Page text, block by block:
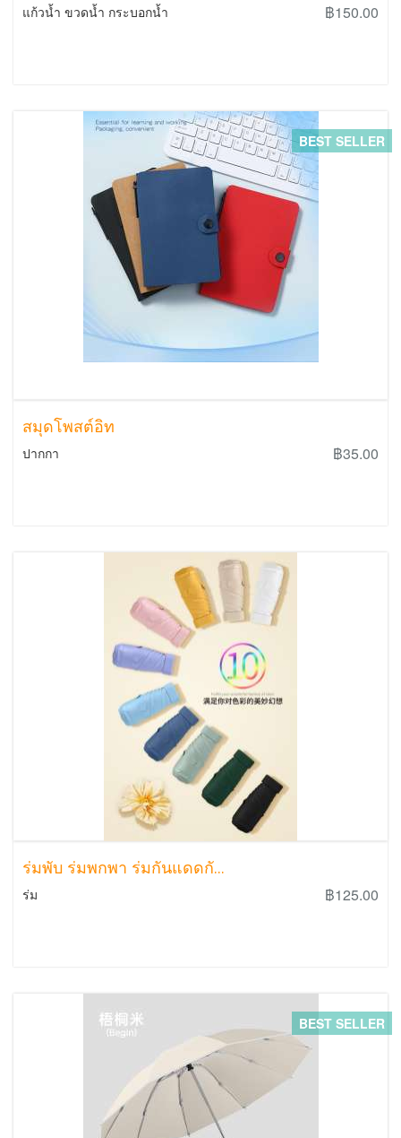
แก้วน้ำ ขวดน้ำ กระบอกน้ำ ฿150.00
BEST SELLER
สมุดโพสต์อิท
ปากกา ฿35.00
ร่มพับ ร่มพกพา ร่มกันแดดกั...
ร่ม ฿125.00
BEST SELLER